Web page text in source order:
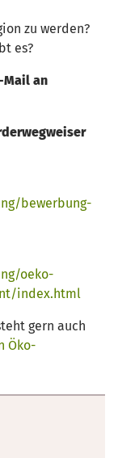
zu werden?
es?
Mail an
bewerbung-
oeko-
index.html
gern auch
Öko-